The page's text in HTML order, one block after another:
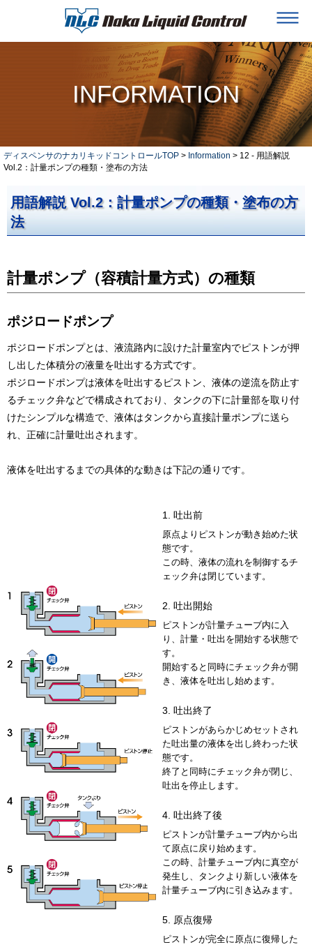
INFORMATION
ディスペンサのナカリキッドコントロールTOP > Information > 12 - 用語解説
Vol.2：計量ポンプの種類・塗布の方法
用語解説 Vol.2：計量ポンプの種類・塗布の方
法
計量ポンプ（容積計量方式）の種類
ポジロードポンプ
ポジロードポンプとは、液流路内に設けた計量室内でピストンが押
し出した体積分の液量を吐出する方式です。
ポジロードポンプは液体を吐出するピストン、液体の逆流を防止す
るチェック弁などで構成されており、タンクの下に計量部を取り付
けたシンプルな構造で、液体はタンクから直接計量ポンプに送ら
れ、正確に計量吐出されます。
液体を吐出するまでの具体的な動きは下記の通りです。
1. 吐出前
原点よりピストンが動き始めた状
態です。
この時、液体の流れを制御するチ
ェック弁は閉じています。
2. 吐出開始
ピストンが計量チューブ内に入
り、計量・吐出を開始する状態で
す。
開始すると同時にチェック弁が開
き、液体を吐出し始めます。
3. 吐出終了
ピストンがあらかじめセットされ
た吐出量の液体を出し終わった状
態です。
終了と同時にチェック弁が閉じ、
吐出を停止します。
4. 吐出終了後
ピストンが計量チューブ内から出
て原点に戻り始めます。
この時、計量チューブ内に真空が
発生し、タンクより新しい液体を
計量チューブ内に引き込みます。
5. 原点復帰
ピストンが完全に原点に復帰した